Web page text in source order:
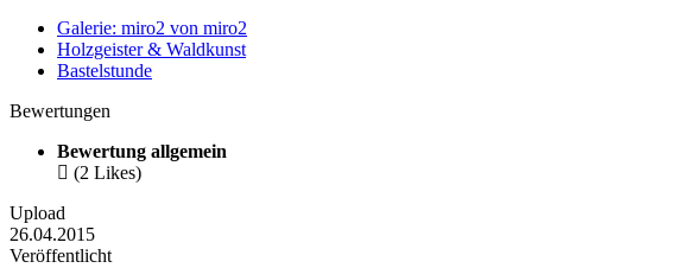
Galerie: miro2 von miro2
Holzgeister & Waldkunst
Bastelstunde
Bewertungen
Bewertung allgemein
 (2 Likes)
Upload
26.04.2015
Veröffentlicht